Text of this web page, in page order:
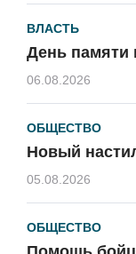
ВЛАСТЬ
День памяти
06.08.2026
ОБЩЕСТВО
Новый
05.08.2026
ОБЩЕСТВО